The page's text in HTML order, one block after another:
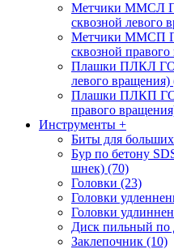
Метчики ММСЛ
сквозной левого
Метчики ММСП
сквозной
Плашки ПЛКЛ
левого вращения)
Плашки ПЛКП
правого
Инструменты +
Биты для
Бур по бетону
шнек) (70)
Головки (23)
Головки
Головки
Диск пильный по
Заклепочник (10)